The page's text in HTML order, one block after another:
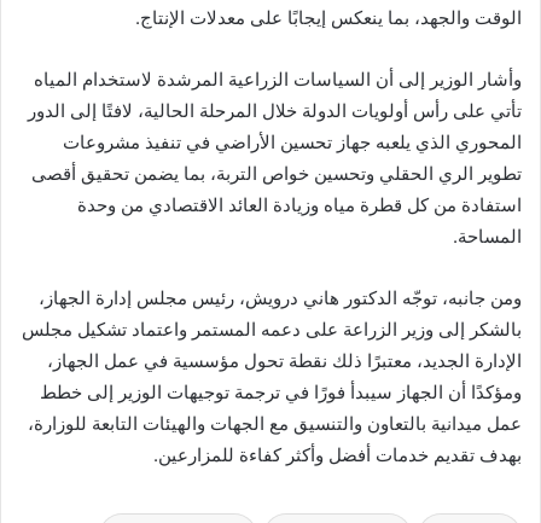
الوقت والجهد، بما ينعكس إيجابًا على معدلات الإنتاج.
وأشار الوزير إلى أن السياسات الزراعية المرشدة لاستخدام المياه
تأتي على رأس أولويات الدولة خلال المرحلة الحالية، لافتًا إلى الدور
المحوري الذي يلعبه جهاز تحسين الأراضي في تنفيذ مشروعات
تطوير الري الحقلي وتحسين خواص التربة، بما يضمن تحقيق أقصى
استفادة من كل قطرة مياه وزيادة العائد الاقتصادي من وحدة
المساحة.
ومن جانبه، توجّه الدكتور هاني درويش، رئيس مجلس إدارة الجهاز،
بالشكر إلى وزير الزراعة على دعمه المستمر واعتماد تشكيل مجلس
الإدارة الجديد، معتبرًا ذلك نقطة تحول مؤسسية في عمل الجهاز،
ومؤكدًا أن الجهاز سيبدأ فورًا في ترجمة توجيهات الوزير إلى خطط
عمل ميدانية بالتعاون والتنسيق مع الجهات والهيئات التابعة للوزارة،
بهدف تقديم خدمات أفضل وأكثر كفاءة للمزارعين.